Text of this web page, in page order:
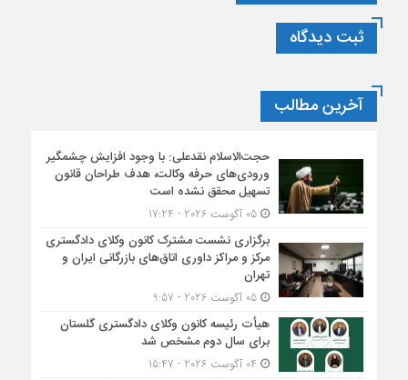
ثبت دیدگاه
آخرین مطالب
حجت‌الاسلام نقدعلی: با وجود افزایش چشمگیر
ورودی‌های حرفه وکالت، هدف طراحان قانون
تسهیل محقق نشده است
05 آگوست 2026 - 17:24
برگزاری نشست مشترک کانون وکلای دادگستری
مرکز و مراکز داوری اتاق‌های بازرگانی ایران و
تهران
05 آگوست 2026 - 9:57
هیأت ‌رئیسه کانون وکلای دادگستری گلستان
برای سال دوم مشخص شد